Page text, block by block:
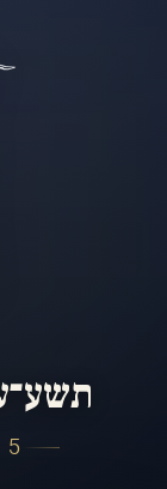
5 באוגוסט 2007 – 2026